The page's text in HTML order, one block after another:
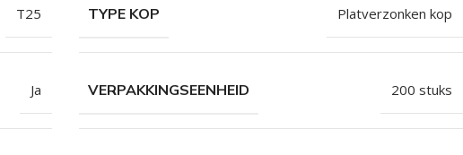
T25 TYPE KOP Platverzonken kop
Ja VERPAKKINGSEENHEID 200 stuks